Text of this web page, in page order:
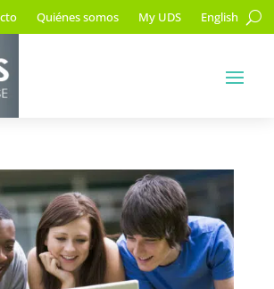
Quiénes somos My UDS English